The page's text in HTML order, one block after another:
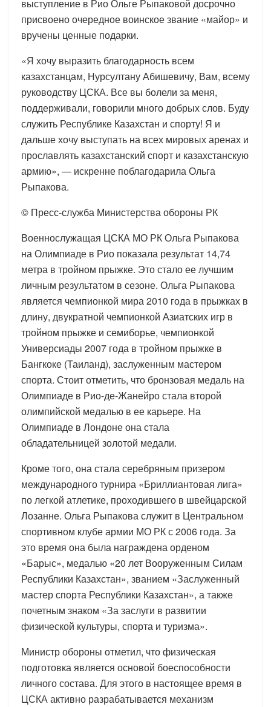
выступление в Рио Ольге Рыпаковой досрочно
присвоено очередное воинское звание «майор» и
вручены ценные подарки.
«Я хочу выразить благодарность всем
казахстанцам, Нурсултану Абишевичу, Вам, всему
руководству ЦСКА. Все вы болели за меня,
поддерживали, говорили много добрых слов. Буду
служить Республике Казахстан и спорту! Я и
дальше хочу выступать на всех мировых аренах и
прославлять казахстанский спорт и казахстанскую
армию», — искренне поблагодарила Ольга
Рыпакова.
© Пресс-служба Министерства обороны РК
Военнослужащая ЦСКА МО РК Ольга Рыпакова
на Олимпиаде в Рио показала результат 14,74
метра в тройном прыжке. Это стало ее лучшим
личным результатом в сезоне. Ольга Рыпакова
является чемпионкой мира 2010 года в прыжках в
длину, двукратной чемпионкой Азиатских игр в
тройном прыжке и семиборье, чемпионкой
Универсиады 2007 года в тройном прыжке в
Бангкоке (Таиланд), заслуженным мастером
спорта. Стоит отметить, что бронзовая медаль на
Олимпиаде в Рио-де-Жанейро стала второй
олимпийской медалью в ее карьере. На
Олимпиаде в Лондоне она стала
обладательницей золотой медали.
Кроме того, она стала серебряным призером
международного турнира «Бриллиантовая лига»
по легкой атлетике, проходившего в швейцарской
Лозанне. Ольга Рыпакова служит в Центральном
спортивном клубе армии МО РК с 2006 года. За
это время она была награждена орденом
«Барыс», медалью «20 лет Вооруженным Силам
Республики Казахстан», званием «Заслуженный
мастер спорта Республики Казахстан», а также
почетным знаком «За заслуги в развитии
физической культуры, спорта и туризма».
Министр обороны отметил, что физическая
подготовка является основой боеспособности
личного состава. Для этого в настоящее время в
ЦСКА активно разрабатывается механизм